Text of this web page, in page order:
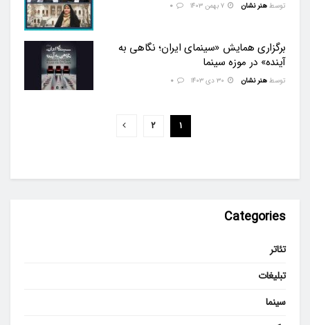
توسط هنر نشان
برگزاری همایش «سینمای ایران؛ نگاهی به
آینده» در موزه سینما
توسط هنر نشان
۱ ۲
Categories
تئاتر
تبلیغات
سینما